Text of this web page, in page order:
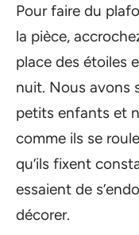
Pour faire du
la pièce,
place des étoiles
nuit. Nous avons
petits enfants et
comme ils se
qu’ils fixent
essaient de
décorer.